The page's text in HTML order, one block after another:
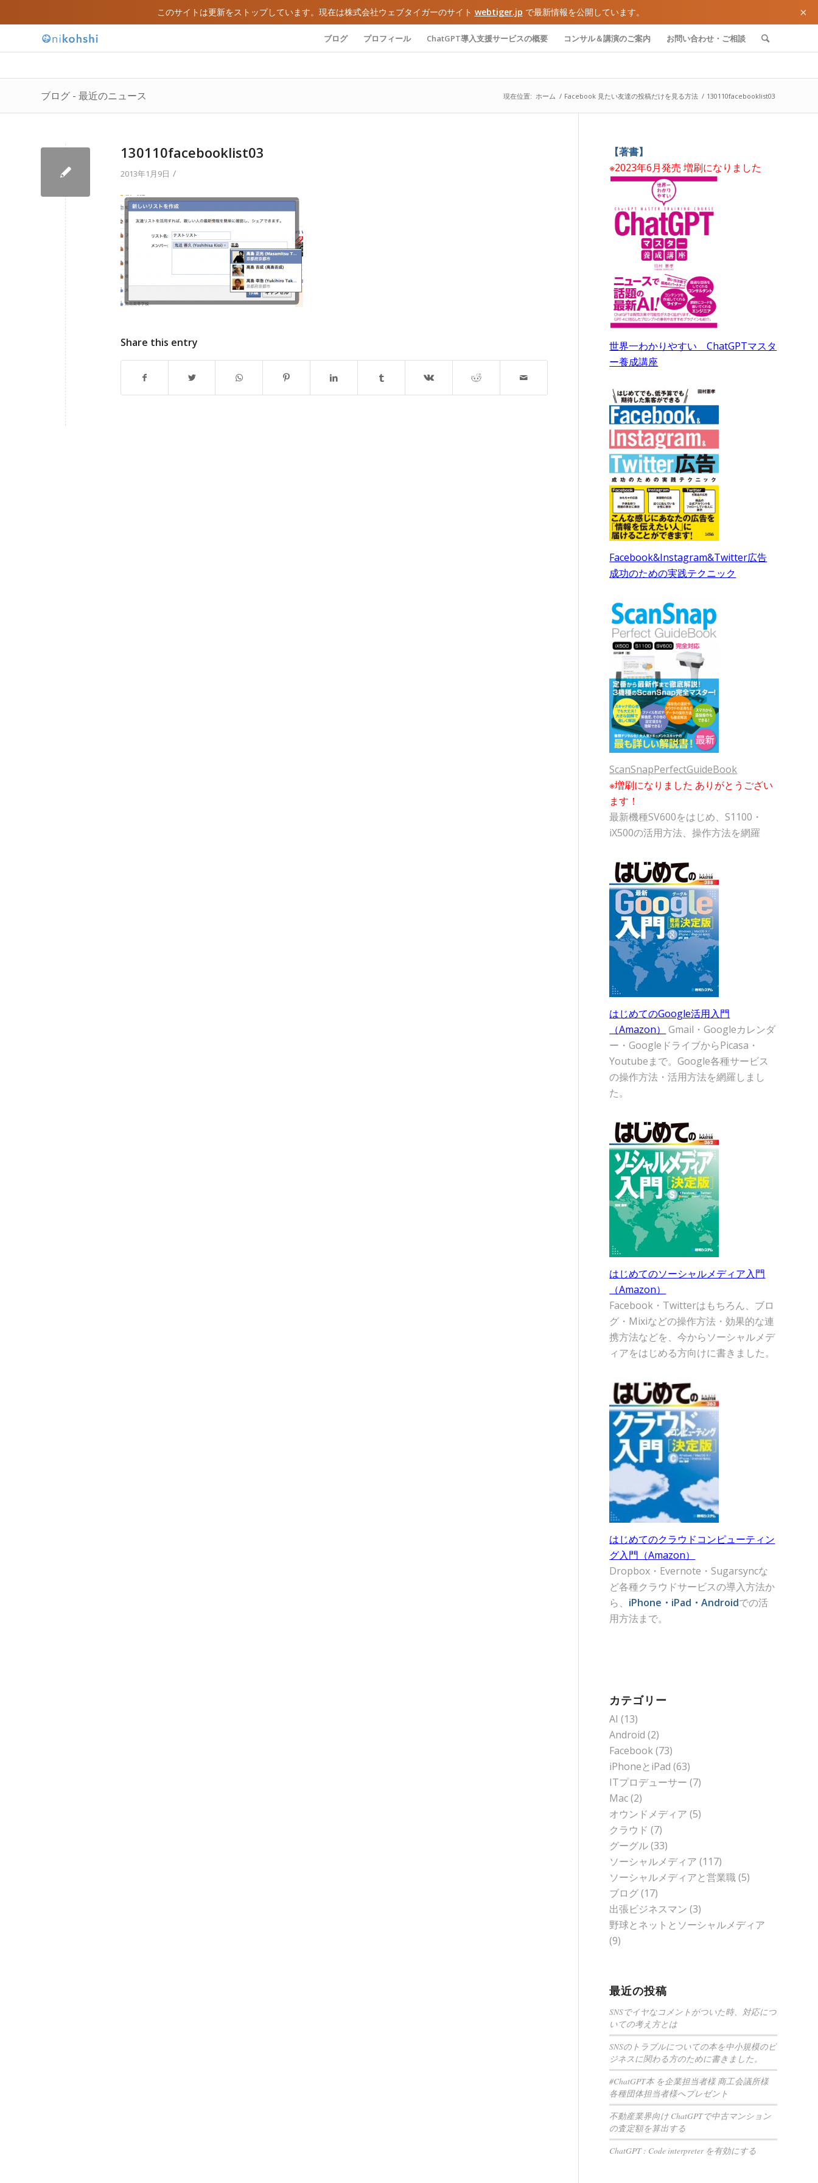
このサイトは更新をストップしています。現在は株式会社ウェブタイガーのサイト webtiger.jp で最新情報を公開しています。 ×
ブログ プロフィール ChatGPT導入支援サービスの概要 コンサル＆講演のご案内 お問い合わせ・ご相談
ブログ - 最近のニュース 現在位置: ホーム / Facebook 見たい友達の投稿だけを見る方法 / 130110facebooklist03
130110facebooklist03
2013年1月9日 /
Share this entry
【著書】
※2023年6月発売 増刷になりました
世界一わかりやすい ChatGPTマスタ
ー養成講座
Facebook&Instagram&Twitter広告
成功のための実践テクニック
ScanSnapPerfectGuideBook
※増刷になりました ありがとうござい
ます！
最新機種SV600をはじめ、S1100・
iX500の活用方法、操作方法を網羅
はじめてのGoogle活用入門
（Amazon）
Gmail・Googleカレンダ
ー・GoogleドライブからPicasa・
Youtubeまで。Google各種サービス
の操作方法・活用方法を網羅しまし
た。
はじめてのソーシャルメディア入門
（Amazon）
Facebook・Twitterはもちろん、ブロ
グ・Mixiなどの操作方法・効果的な連
携方法などを、今からソーシャルメデ
ィアをはじめる方向けに書きました。
はじめてのクラウドコンピューティン
グ入門（Amazon）
Dropbox・Evernote・Sugarsyncな
ど各種クラウドサービスの導入方法か
ら、 iPhone・iPad・Androidでの活
用方法まで。
カテゴリー
AI (13)
Android (2)
Facebook(73)
iPhoneとiPad (63)
ITプロデューサー (7)
Mac(2)
オウンドメディア (5)
クラウド (7)
グーグル(33)
ソーシャルメディア (117)
ソーシャルメディアと営業職(5)
ブログ(17)
出張ビジネスマン (3)
野球とネットとソーシャルメディア
(9)
最近の投稿
SNSでイヤなコメントがついた時、対応につ
いての考え方とは
SNSのトラブルについての本を中小規模のビ
ジネスに関わる方のために書きました。
#ChatGPT本 を企業担当者様 商工会議所様
各種団体担当者様へプレゼント
不動産業界向け ChatGPTで中古マンション
の査定額を算出する
ChatGPT : Code interpreter を有効にする